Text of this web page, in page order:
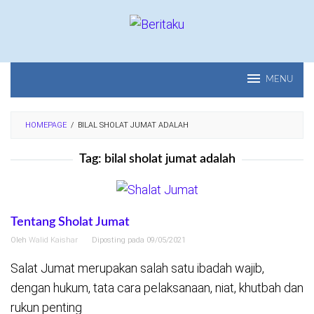
MENU
HOMEPAGE / BILAL SHOLAT JUMAT ADALAH
Tag: bilal sholat jumat adalah
Tentang Sholat Jumat
Oleh Walid Kaishar Diposting pada 09/05/2021
Salat Jumat merupakan salah satu ibadah wajib,
dengan hukum, tata cara pelaksanaan, niat, khutbah dan
rukun penting